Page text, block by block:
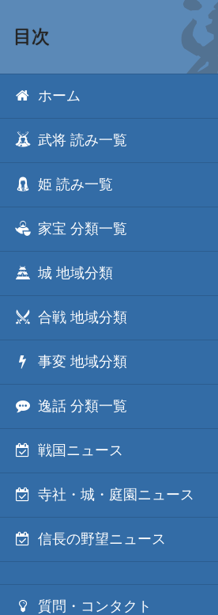
目次
ホーム
武将 読み一覧
姫 読み一覧
家宝 分類一覧
城 地域分類
合戦 地域分類
事変 地域分類
逸話 分類一覧
戦国ニュース
寺社・城・庭園ニュース
信長の野望ニュース
質問・コンタクト